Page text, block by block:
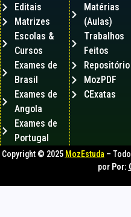
Editais
Matrizes
Escolas &
Cursos
Exames de
Brasil
Exames de
Angola
Exames de
Portugal
Matérias
(Aulas)
Trabalhos
Feitos
Repositório
MozPDF
CExatas
Copyright © 2025 MozEstuda –
por Por: